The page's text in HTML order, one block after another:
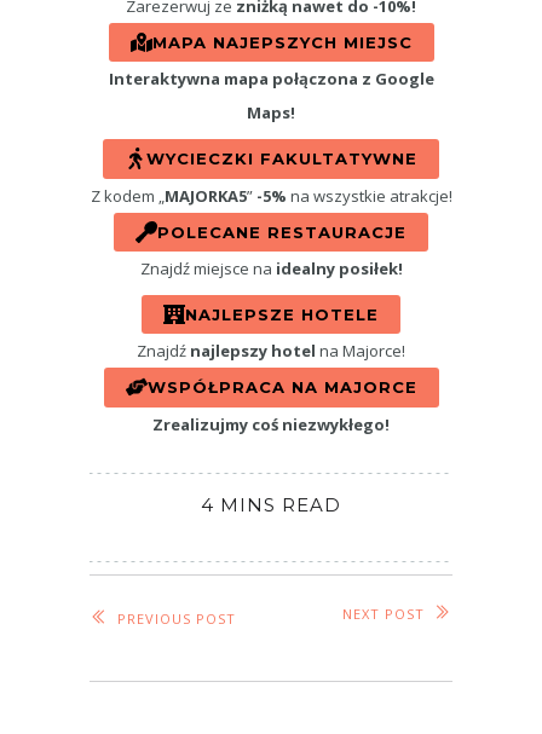
Zarezerwuj ze zniżką nawet do -10%!
MAPA NAJEPSZYCH MIEJSC
Interaktywna mapa połączona z Google
Maps!
WYCIECZKI FAKULTATYWNE
Z kodem „ MAJORKA5” -5% na wszystkie atrakcje!
POLECANE RESTAURACJE
Znajdź miejsce na idealny posiłek!
NAJLEPSZE HOTELE
Znajdź najlepszy hotel na Majorce!
WSPÓŁPRACA NA MAJORCE
Zrealizujmy coś niezwykłego!
4 MINS READ
PREVIOUS POST NEXT POST